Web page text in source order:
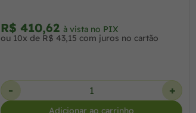
R$ 410,62 à vista no PIX
ou 10x de R$ 43,15 com juros no cartão
- +
Adicionar ao carrinho